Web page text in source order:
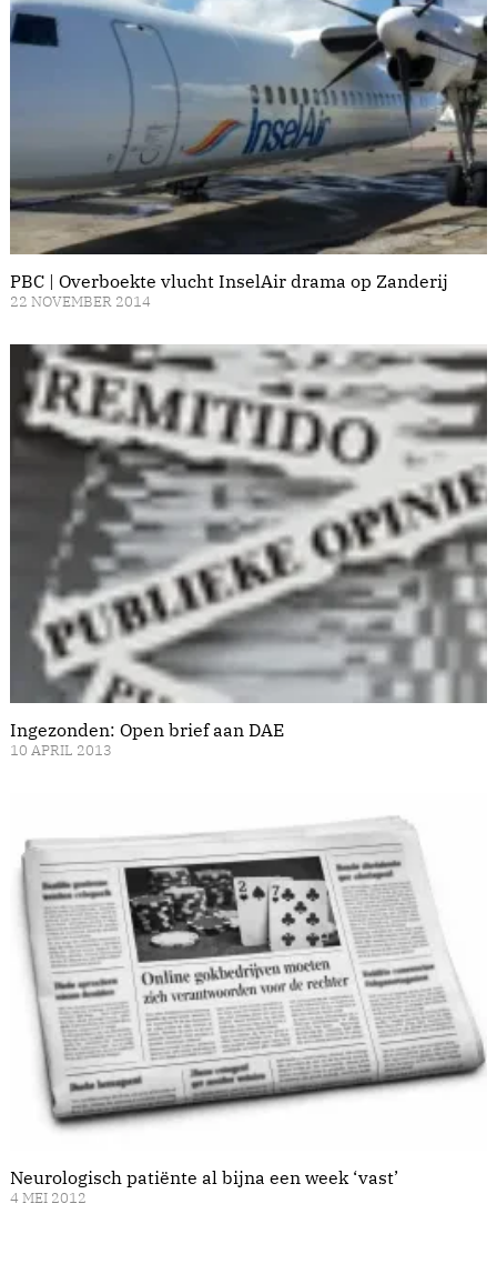
PBC | Overboekte vlucht InselAir drama op Zanderij
22 NOVEMBER 2014
Ingezonden: Open brief aan DAE
10 APRIL 2013
Neurologisch patiënte al bijna een week ‘vast’
4 MEI 2012